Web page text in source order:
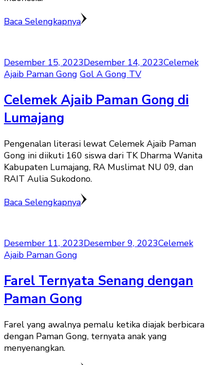
Baca Selengkapnya
Desember 15, 2023Desember 14, 2023Celemek
Ajaib Paman Gong Gol A Gong TV
Celemek Ajaib Paman Gong di
Lumajang
Pengenalan literasi lewat Celemek Ajaib Paman
Gong ini diikuti 160 siswa dari TK Dharma Wanita
Kabupaten Lumajang, RA Muslimat NU 09, dan
RAIT Aulia Sukodono.
Baca Selengkapnya
Desember 11, 2023Desember 9, 2023Celemek
Ajaib Paman Gong
Farel Ternyata Senang dengan
Paman Gong
Farel yang awalnya pemalu ketika diajak berbicara
dengan Paman Gong, ternyata anak yang
menyenangkan.